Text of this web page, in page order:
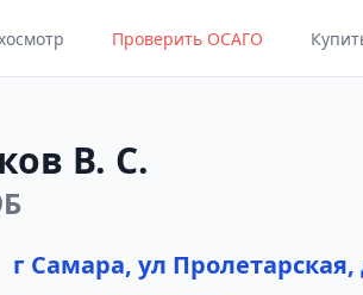
Проверить ОСАГО
В. С.
г Самара, ул Пролетарская,